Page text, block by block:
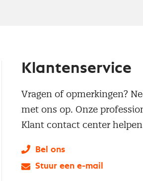
Klantenservice
Vragen of opmerkingen?
met ons op. Onze
Klant contact center helpen
Bel ons
Stuur een e-mail